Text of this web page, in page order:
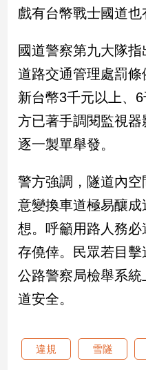
兩
國
際
會/
地
方
新
病
專
區
南
台
戲有台幣戰士國道也
國道警察第九大隊
道路交通管理處罰
新台幣3千元以上、
方已著手調閱監視
逐一製單舉發。
警方強調，隧道內
意變換車道極易釀
想。呼籲用路人務
存僥倖。民眾若目
公路警察局檢舉系
道安全。
違規 雪隧